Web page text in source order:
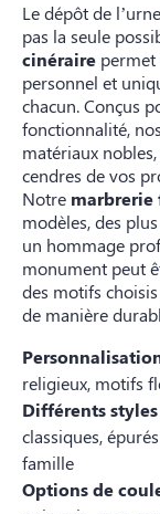
Le dépôt de
pas la seule
cinéraire permet
personnel et
chacun. Conçus
fonctionnalité,
matériaux
cendres de vos
Notre marbrerie
modèles, des
un hommage
monument peut
des motifs
de manière
religieux, motifs
Différents
classiques,
famille
Options de